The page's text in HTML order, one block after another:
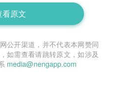
看原文
公开渠道，并不代表本网赞同
如需查看请跳转原文，如涉及
media@nengapp.com